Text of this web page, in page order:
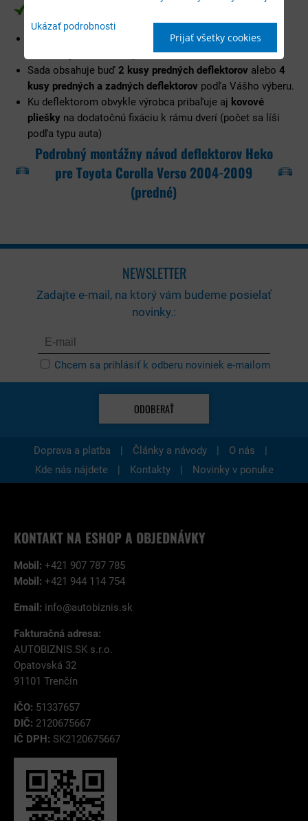
krabíc vyrobených na mieru, aby
deflektory doručili bez poškodenia.
Sada obsahuje buď 2 kusy predných deflektorov alebo 4
kusy predných a zadných deflektorov podľa Vášho výberu.
Ku deflektorom obvykle výrobca pribaľuje aj kovové
pliešky na dodatočnú fixáciu k rámu dverí (počet sa líši
podľa typu auta)
Podrobný montážny návod deflektorov Heko
pre Toyota Corolla Verso 2004-2009
(predné)
NEWSLETTER
Zadajte e-mail, na ktorý vám budeme posielať
novinky.:
Chcem sa prihlásiť k odberu noviniek e-mailom
ODOBERAŤ
Doprava a platba | Články a návody | O nás
|
Kde nás nájdete
| Kontakty | Novinky v ponuke
KONTAKT NA ESHOP A OBJEDNÁVKY
Mobil: +421 907 787 785
Mobil: +421 944 114 754
Email: info@autobiznis.sk
Fakturačná adresa:
AUTOBIZNIS.SK s.r.o.
Opatovská 32
91101 Trenčín
IČO: 51337657
DIČ: 2120675667
IČ DPH: SK2120675667
Ukázať podrobnosti
Prijať všetky cookies